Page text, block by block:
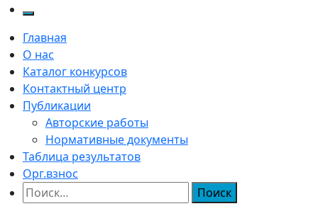
Главная
О нас
Каталог конкурсов
Контактный центр
Публикации
Авторские работы
Нормативные документы
Таблица результатов
Орг.взнос
Найти: